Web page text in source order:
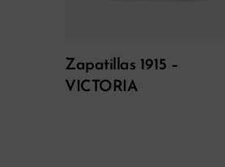
Zapatillas 1915 –
VICTORIA